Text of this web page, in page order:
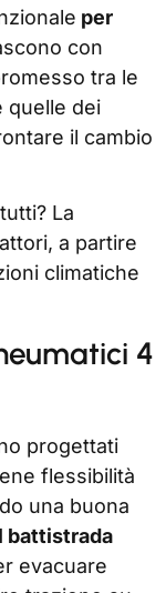
per
con
tra le
quelle dei
il cambio
La
a partire
climatiche
4
progettati
flessibilità
una buona
battistrada
evacuare